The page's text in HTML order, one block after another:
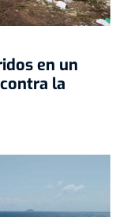
en un
la